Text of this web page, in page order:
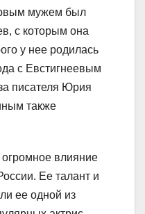
мужем был
с которым она
у нее родилась
с Евстигнеевым
писателя Юрия
также
влияние
Ее талант и
ее одной из